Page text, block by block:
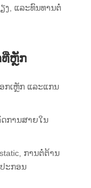
ງ, ແລະທົນທານຕໍ່
ທີ່ຫຼັກ
ກເຫຼັກ ແລະແກນ
ດການສາຍໃນ
ການຕໍ່ຕ້ານ
ະກອນ